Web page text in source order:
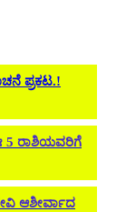
ಪ್ರಕಟ.!
5 ರಾಶಿಯವರಿಗೆ
ಆಶೀರ್ವಾದ